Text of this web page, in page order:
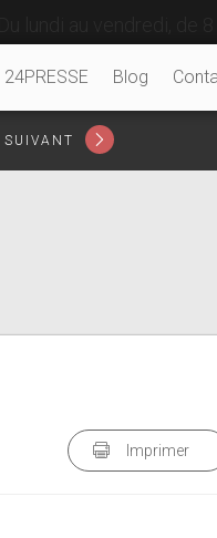
24PRESSE Blog
SUIVANT
Imprimer